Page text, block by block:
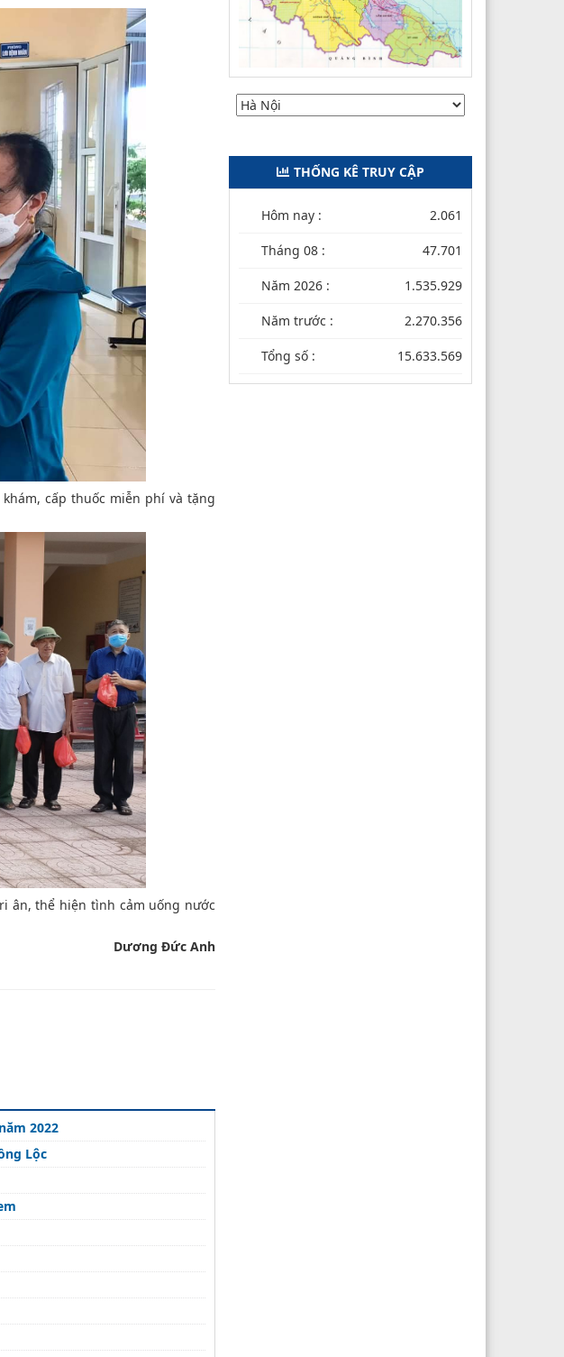
cấp thuốc miễn phí và tặng
ân, thể hiện tình cảm uống nước
Dương Đức Anh
2022
Lộc
THỐNG KÊ TRUY CẬP
Hôm nay : 2.061
Tháng 08 : 47.701
Năm 2026 : 1.535.929
Năm trước : 2.270.356
Tổng số : 15.633.569